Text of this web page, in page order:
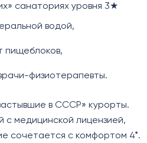
санаториях уровня 3★
водой,
пищеблоков,
физиотерапевты.
в СССР» курорты.
с медицинской лицензией,
сочетается с комфортом 4*.